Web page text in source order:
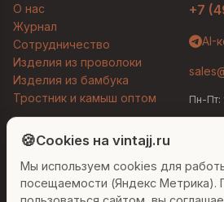
О нас
Журнал
Сотрудничество
Изделия из проволоки
Изделия из бамбука
Тростник и камыш оптом
+7
AI-
Пн-Пт:
© 2026 Vintajj. Все права защищены.
Договор оферты
Политика
Согласие на обработку ПДн
Настройки
🍪Cookies на vintajj.ru
Мы используем cookies для
посещаемости (Яндекс Метрика).
Людмила
Привет! Я Людмила, ваш
консультант по декору. Чем могу